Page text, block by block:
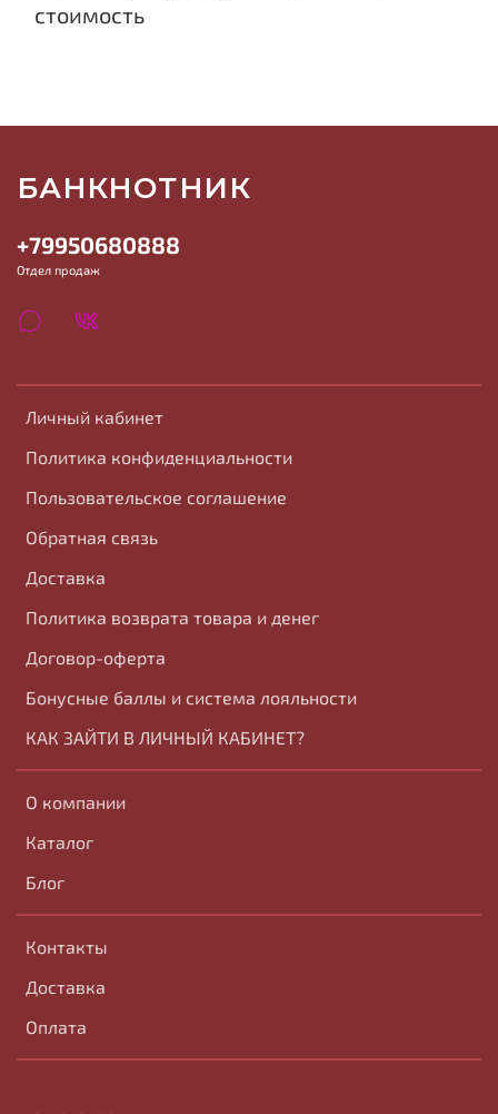
стоимость
Личный кабинет
Политика конфиденциальности
Пользовательское соглашение
Обратная связь
Доставка
Политика возврата товара и денег
Договор-оферта
Бонусные баллы и система лояльности
КАК ЗАЙТИ В ЛИЧНЫЙ КАБИНЕТ?
О компании
Каталог
Блог
Контакты
Доставка
Оплата
+79950680888
Отдел продаж
БАНКНОТНИК